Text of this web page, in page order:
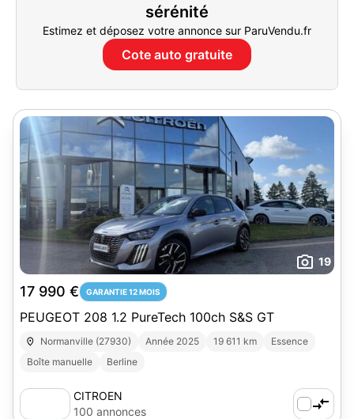
sérénité
Estimez et déposez votre annonce sur ParuVendu.fr
Cote auto gratuite
19
17 990 € GARANTIE 12 MOIS
PEUGEOT 208 1.2 PureTech 100ch S&S GT
Normanville (27930) Année 2025 19 611 km
Essence
Boîte manuelle
Berline
CITROEN
100 annonces